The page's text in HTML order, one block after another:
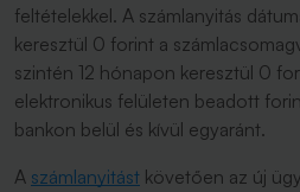
feltételekkel. A számlanyitás
keresztül 0 forint a
szintén 12 hónapon keresztül 0
elektronikus felületen beadott
bankon belül és kívül egyaránt.
A számlanyitást követően az új